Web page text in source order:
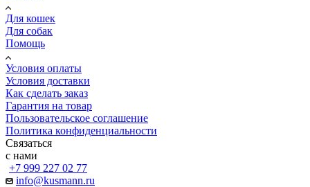
Для кошек
Для собак
Помощь
Условия оплаты
Условия доставки
Как сделать заказ
Гарантия на товар
Пользовательское соглашение
Политика конфиденциальности
Связаться
с нами
+7 999 227 02 77
info@kusmann.ru